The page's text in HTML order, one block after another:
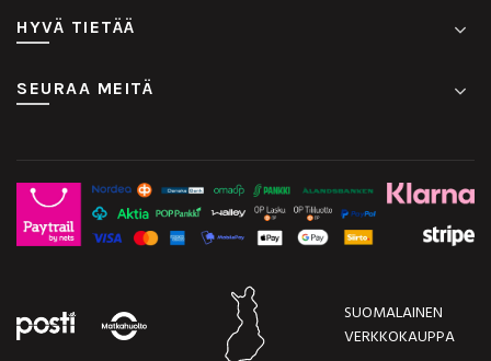
HYVÄ TIETÄÄ
SEURAA MEITÄ
SUOMALAINEN
VERKKOKAUPPA